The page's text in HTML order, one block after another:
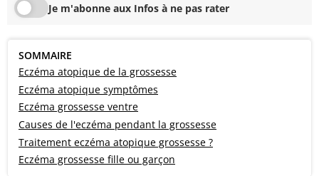
Je m'abonne aux Infos à ne pas rater
SOMMAIRE
Eczéma atopique de la grossesse
Eczéma atopique symptômes
Eczéma grossesse ventre
Causes de l'eczéma pendant la grossesse
Traitement eczéma atopique grossesse ?
Eczéma grossesse fille ou garçon